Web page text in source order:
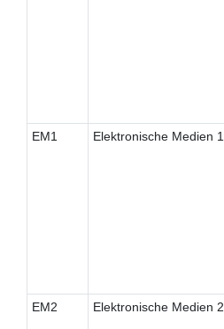
EM1 Elektronische Medien 1
EM2 Elektronische Medien 2